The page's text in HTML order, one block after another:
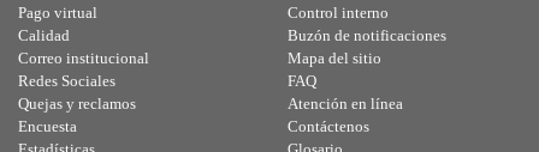
Pago virtual
Calidad
Control interno
Buzón de notificaciones
Correo institucional
Redes Sociales
Quejas y reclamos
Encuesta
Mapa del sitio
FAQ
Atención en línea
Contáctenos